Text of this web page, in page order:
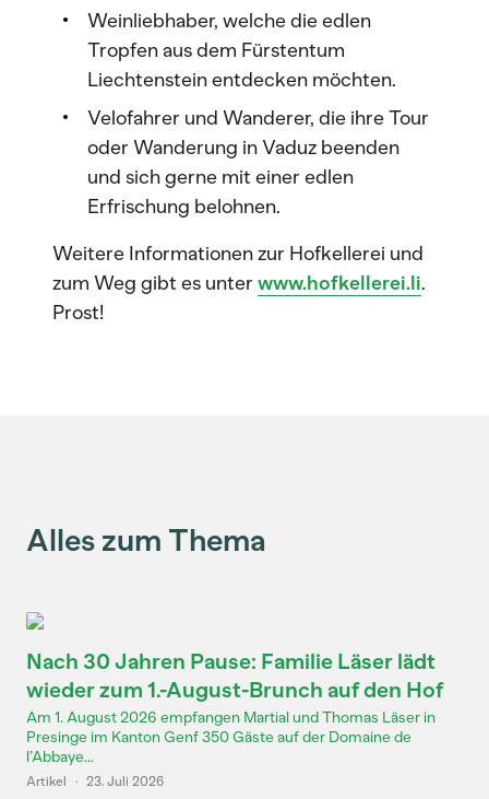
Weinliebhaber, welche die edlen
Tropfen aus dem Fürstentum
Liechtenstein entdecken möchten.
Velofahrer und Wanderer, die ihre Tour
oder Wanderung in Vaduz beenden
und sich gerne mit einer edlen
Erfrischung belohnen.
Weitere Informationen zur Hofkellerei und
zum Weg gibt es unter www.hofkellerei.li.
Prost!
Alles zum Thema
Nach 30 Jahren Pause: Familie Läser lädt
wieder zum 1.-August-Brunch auf den Hof
Am 1. August 2026 empfangen Martial und Thomas Läser in
Presinge im Kanton Genf 350 Gäste auf der Domaine de
l’Abbaye...
Artikel · 23. Juli 2026